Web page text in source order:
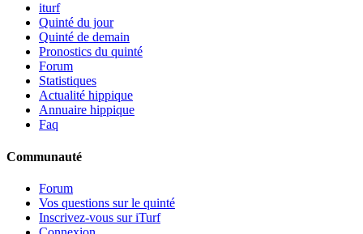
iturf
Quinté du jour
Quinté de demain
Pronostics du quinté
Forum
Statistiques
Actualité hippique
Annuaire hippique
Faq
Communauté
Forum
Vos questions sur le quinté
Inscrivez-vous sur iTurf